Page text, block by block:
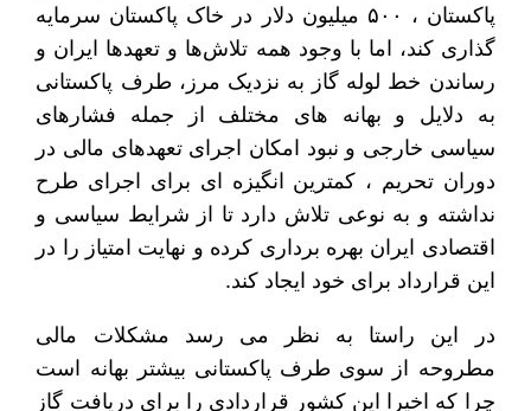
پاکستان ، ۵۰۰ میلیون دلار در خاک پاکستان سرمایه
گذاری کند، اما با وجود همه تلاش‌ها و تعهدها ایران و
رساندن خط لوله گاز به نزدیک مرز، طرف پاکستانی
به دلایل و بهانه های مختلف از جمله فشارهای
سیاسی خارجی و نبود امکان اجرای تعهدهای مالی در
دوران تحریم ، کمترین انگیزه ای برای اجرای طرح
نداشته و به نوعی تلاش دارد تا از شرایط سیاسی و
اقتصادی ایران بهره برداری کرده و نهایت امتیاز را در
این قرارداد برای خود ایجاد کند.
در این راستا به نظر می رسد مشکلات مالی
مطروحه از سوی طرف پاکستانی بیشتر بهانه است
چرا که اخیرا این کشور قراردادی را برای دریافت گاز